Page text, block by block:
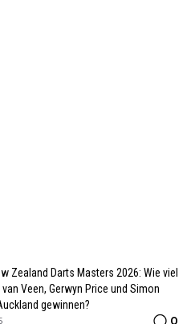
Zealand Darts Masters 2026: Wie viel
van Veen, Gerwyn Price und Simon
gewinnen?
0